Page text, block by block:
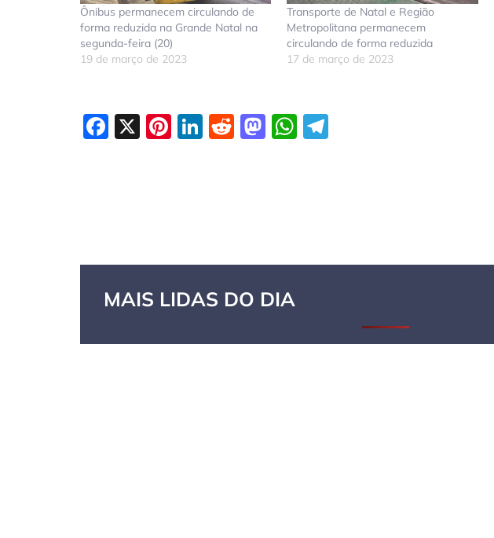
Ônibus permanecem circulando de
forma reduzida na Grande Natal na
segunda-feira (20)
19 de março de 2023
Transporte de Natal e Região
Metropolitana permanecem
circulando de forma reduzida
17 de março de 2023
Facebook
X Pinterest
LinkedIn
Reddit
Mastodon
WhatsApp
MAIS LIDAS DO DIA